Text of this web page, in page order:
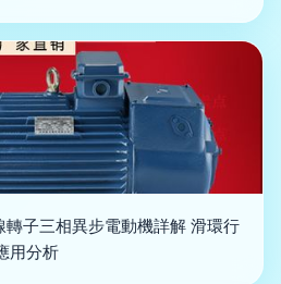
子三相異步電動機詳解 滑環行
用分析